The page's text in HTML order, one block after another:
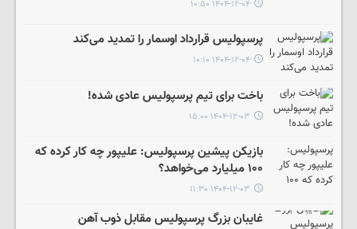
۱۴۰۴-۱۲-۰۴ ۱۰:۵۰
پرسپولیس قرارداد اوسمار را تمدید می‌کند
۱۴۰۴-۱۲-۰۴ ۱۰:۱۰
باخت برای تیم پرسپولیس عادی شده!
۱۴۰۴-۱۲-۰۳ ۱۵:۰۰
بازیکن پیشین پرسپولیس: علیپور چه کار کرده که
۱۰۰ میلیارد می‌خواهد؟
۱۴۰۴-۱۲-۰۳ ۱۱:۳۰
غایبان بزرگ پرسپولیس مقابل ذوب آهن